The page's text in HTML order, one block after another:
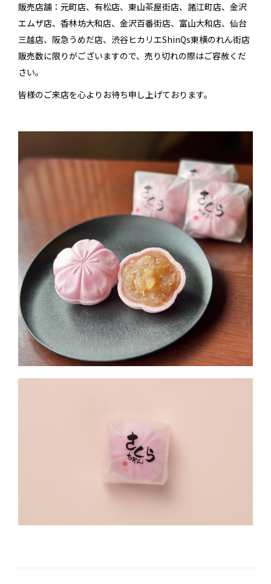
販売店舗：元町店、有松店、東山茶屋街店、諸江町店、金沢
エムザ店、香林坊大和店、金沢百番街店、富山大和店、仙台
三越店、阪急うめだ店、渋谷ヒカリエShinQs東横のれん街店
販売数に限りがございますので、売り切れの際はご容赦くだ
さい。
皆様のご来店を心よりお待ち申し上げております。